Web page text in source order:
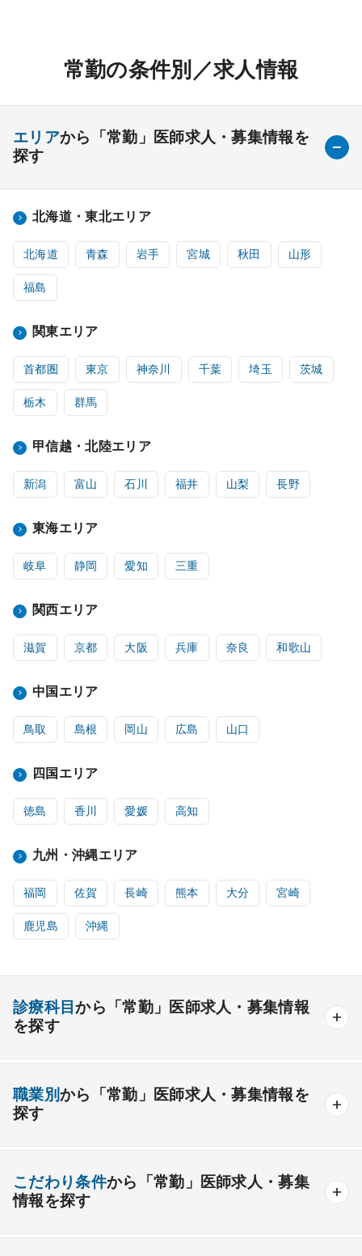
常勤の条件別／求人情報
エリアから「常勤」医師求人・募集情報を
探す
北海道・東北エリア
北海道 青森 岩手 宮城 秋田 山形
福島
関東エリア
首都圏 東京 神奈川 千葉 埼玉 茨城
栃木 群馬
甲信越・北陸エリア
新潟 富山 石川 福井 山梨 長野
東海エリア
岐阜 静岡 愛知 三重
関西エリア
滋賀 京都 大阪 兵庫 奈良 和歌山
中国エリア
鳥取 島根 岡山 広島 山口
四国エリア
徳島 香川 愛媛 高知
九州・沖縄エリア
福岡 佐賀 長崎 熊本 大分 宮崎
鹿児島 沖縄
診療科目から「常勤」医師求人・募集情報
を探す
内科系
一般内科 呼吸器内科 消化器内科 循環器内科
老人内科 リウマチ内科 総合診療科
職業別から「常勤」医師求人・募集情報を
探す
こだわり条件から「常勤」医師求人・募集
情報を探す